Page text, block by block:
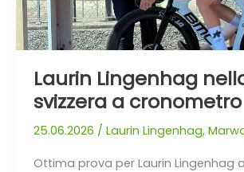
Laurin Lingenhag
svizzera a cronometro
25.06.2026 / Laurin Lingenhag,
Ottima prova per Laurin Lingenhag
cronometro